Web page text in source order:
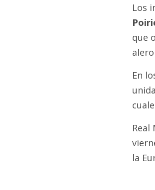
Los
que
En
la